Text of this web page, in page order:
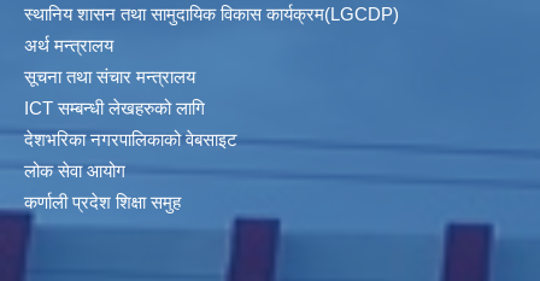
स्थानिय शासन तथा सामुदायिक विकास कार्यक्रम(LGCDP)
अर्थ मन्त्रालय
सूचना तथा संचार मन्त्रालय
ICT सम्बन्धी लेखहरुको लागि
देशभरिका नगरपालिकाको वेबसाइट
लोक सेवा आयोग
कर्णाली प्रदेश शिक्षा समुह